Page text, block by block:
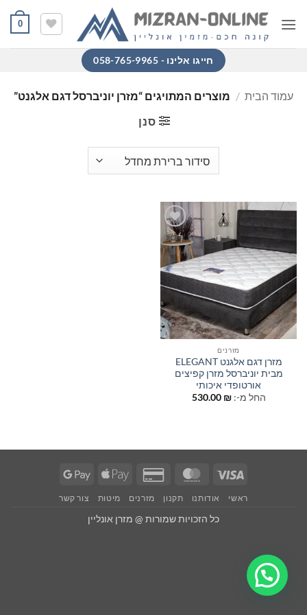
0
חייגו אלינו - 058-765-9965
עמוד הבית / מוצרים המתויגים “מזרן יוניברסל דגם אלגנט”
סנן
הוסף
למוצרים
שאהבתי
מזרנים
מזרן דגם אלגנט ELEGANT
מבית יוניברסל מזרן קפיצים
אורטופדי איכותי
החל מ-:
530.00 ₪
Visa
MasterCard
Credit
2
Apple
Google
ראשי אודותנו תקנון מזרנים מיטות צור קשר
כל הזכויות שמורות @ מזרן אונליין